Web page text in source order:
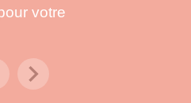
votre
chevron_right
Next